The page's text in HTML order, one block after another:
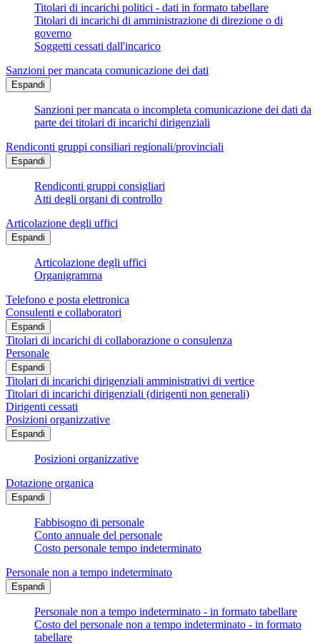
Titolari di incarichi politici - dati in formato tabellare
Titolari di incarichi di amministrazione di direzione o di
governo
Soggetti cessati dall'incarico
Sanzioni per mancata comunicazione dei dati
Espandi
Sanzioni per mancata o incompleta comunicazione dei dati da
parte dei titolari di incarichi dirigenziali
Rendiconti gruppi consiliari regionali/provinciali
Espandi
Rendiconti gruppi consigliari
Atti degli organi di controllo
Articolazione degli uffici
Espandi
Articolazione degli uffici
Organigramma
Telefono e posta elettronica
Consulenti e collaboratori
Espandi
Titolari di incarichi di collaborazione o consulenza
Personale
Espandi
Titolari di incarichi dirigenziali amministrativi di vertice
Titolari di incarichi dirigenziali (dirigenti non generali)
Dirigenti cessati
Posizioni organizzative
Espandi
Posizioni organizzative
Dotazione organica
Espandi
Fabbisogno di personale
Conto annuale del personale
Costo personale tempo indeterminato
Personale non a tempo indeterminato
Espandi
Personale non a tempo indeterminato - in formato tabellare
Costo del personale non a tempo indeterminato - in formato
tabellare